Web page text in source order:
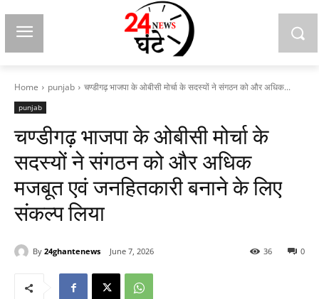
Home punjab चण्डीगढ़ भाजपा के ओबीसी मोर्चा के सदस्यों ने संगठन को और अधिक...
punjab
चण्डीगढ़ भाजपा के ओबीसी मोर्चा के
सदस्यों ने संगठन को और अधिक
मजबूत एवं जनहितकारी बनाने के लिए
संकल्प लिया
By 24ghantenews June 7, 2026 0
36